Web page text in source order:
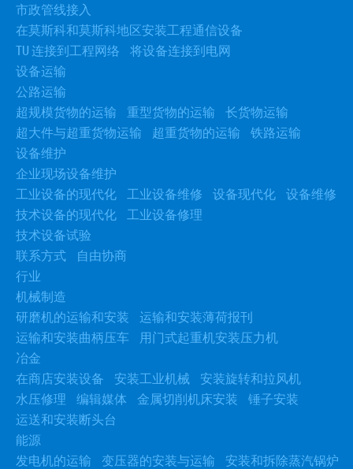
市政管线接入
在莫斯科和莫斯科地区安装工程通信设备
TU 连接到工程网络
将设备连接到电网
设备运输
公路运输
超规模货物的运输
重型货物的运输
长货物运输
超大件与超重货物运输
超重货物的运输
铁路运输
设备维护
企业现场设备维护
工业设备的现代化 工业设备维修 设备现代化 设备维修
技术设备的现代化 工业设备修理
技术设备试验
联系方式
自由协商
行业
机械制造
研磨机的运输和安装
运输和安装薄荷报刊
运输和安装曲柄压车
用门式起重机安装压力机
冶金
在商店安装设备
安装工业机械 安装旋转和拉风机
水压修理
编辑媒体 金属切削机床安装
锤子安装
运送和安装断头台
能源
发电机的运输
变压器的安装与运输
安装和拆除蒸汽锅炉